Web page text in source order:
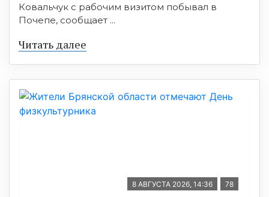
Ковальчук с рабочим визитом побывал в
Почепе, сообщает ...
Читать далее
8 АВГУСТА 2026, 14:36 78